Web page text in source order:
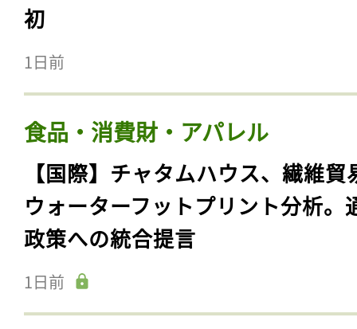
初
1日前
食品・消費財・アパレル
【国際】チャタムハウス、繊維貿
ウォーターフットプリント分析。
政策への統合提言
1日前